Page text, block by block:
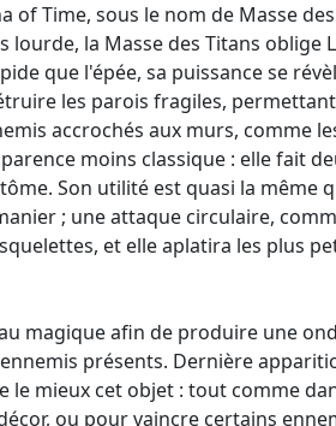
of Time, sous le nom de Masse des
lourde, la Masse des Titans oblige
que l'épée, sa puissance se
les parois fragiles, permettant
accrochés aux murs, comme
moins classique : elle fait
Son utilité est quasi la même
; une attaque circulaire,
et elle aplatira les plus
magique afin de produire une
présents. Dernière
le mieux cet objet : tout comme
ou pour vaincre certains